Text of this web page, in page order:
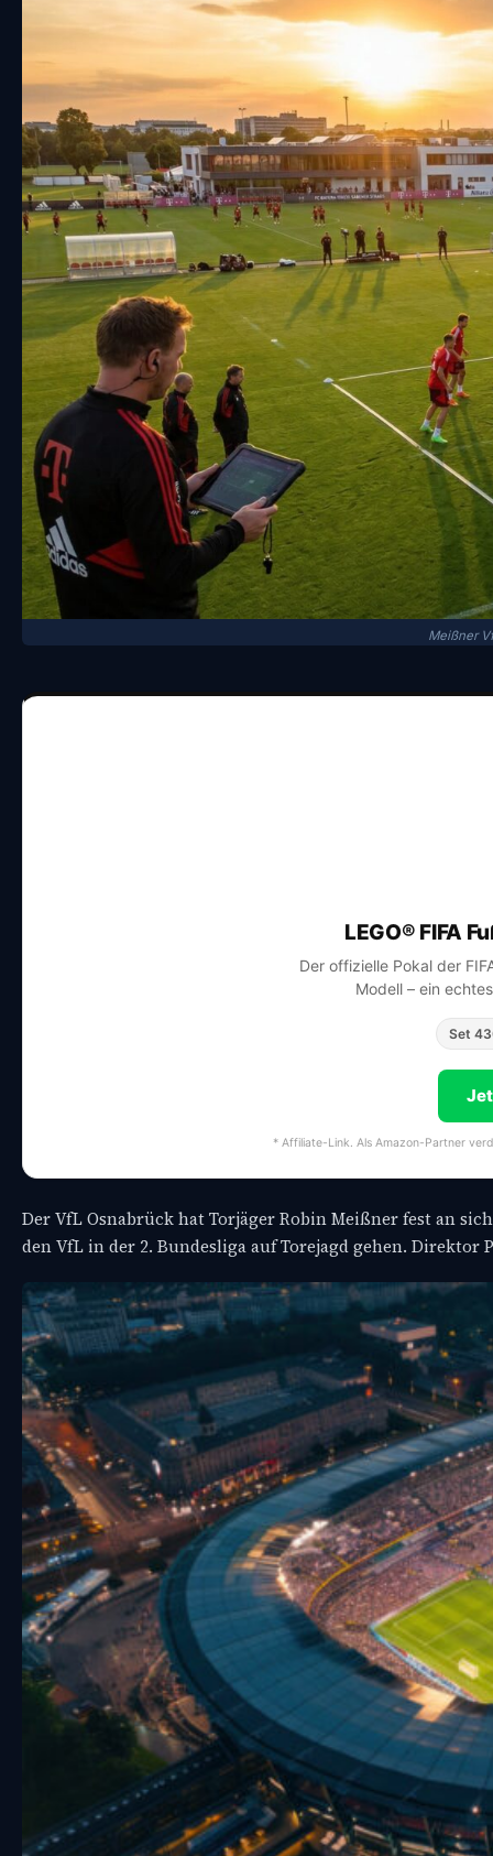
Meißner
LEGO® FIFA
Der offizielle Pokal der
Modell – ein
Set
* Affiliate-Link. Als Amazon-Partner
Der VfL Osnabrück hat Torjäger Robin Meißner fest an
den VfL in der 2. Bundesliga auf Torejagd gehen.